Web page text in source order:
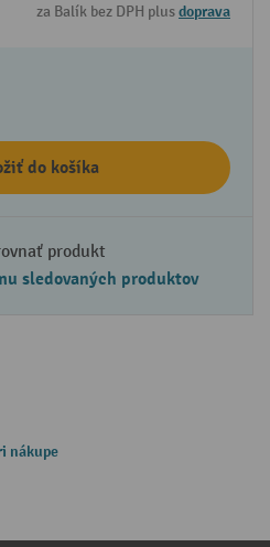
za Balík bez DPH plusdoprava
do košíka
produkt
sledovaných produktov
nákupe